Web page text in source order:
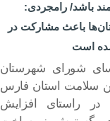
باشد/ رامجردی:
باعث مشارکت در
است
شورای شهرستان
سلامت استان فارس
راستای افزایش